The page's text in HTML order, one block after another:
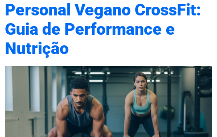
Personal Vegano CrossFit:
Guia de Performance e
Nutrição